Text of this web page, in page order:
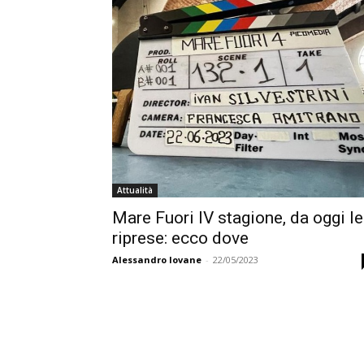
Attualità
Mare Fuori IV stagione, da oggi le
riprese: ecco dove
Alessandro Iovane - 22/05/2023